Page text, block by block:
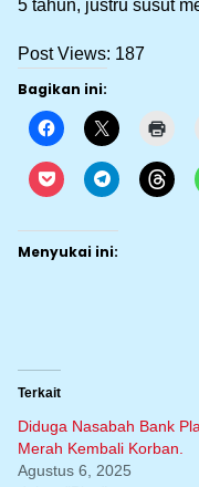
5 tahun, justru susut
Post Views: 187
Bagikan ini:
Menyukai ini:
Terkait
Diduga Nasabah Bank
Merah Kembali Korban.
Agustus 6, 2025